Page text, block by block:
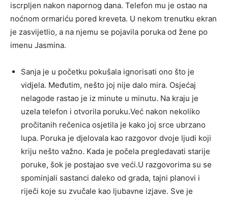
iscrpljen nakon napornog dana. Telefon mu je ostao na
noćnom ormariću pored kreveta. U nekom trenutku ekran
je zasvijetlio, a na njemu se pojavila poruka od žene po
imenu Jasmina.
Sanja je u početku pokušala ignorisati ono što je
vidjela. Međutim, nešto joj nije dalo mira. Osjećaj
nelagode rastao je iz minute u minutu. Na kraju je
uzela telefon i otvorila poruku.Već nakon nekoliko
pročitanih rečenica osjetila je kako joj srce ubrzano
lupa. Poruka je djelovala kao razgovor dvoje ljudi koji
kriju nešto važno. Kada je počela pregledavati starije
poruke, šok je postajao sve veći.U razgovorima su se
spominjali sastanci daleko od grada, tajni planovi i
riječi koje su zvučale kao ljubavne izjave. Sve je